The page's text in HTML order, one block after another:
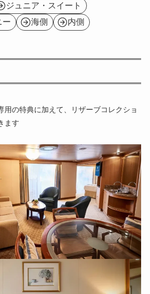
ジュニア・スイート
ー
海側 内側
用の特典に加えて、リザーブコレクショ
ます